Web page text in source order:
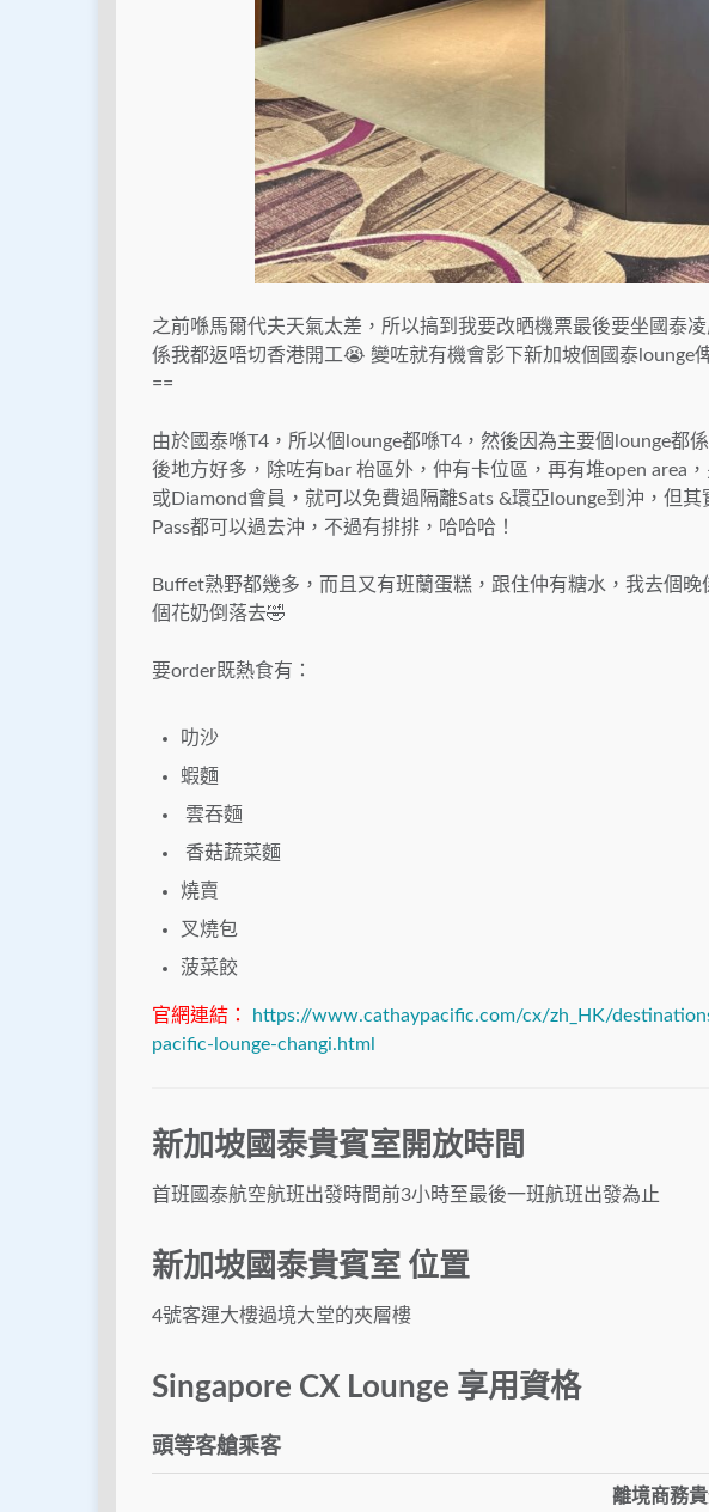
之前喺馬爾代夫天氣太差，所以搞到我要改晒機票最後要坐國泰
係我都返唔切香港開工😭 變咗就有機會影下新加坡個國泰lounge
==
由於國泰喺T4，所以個lounge都喺T4，然後因為主要個lounge都
後地方好多，除咗有bar 枱區外，仲有卡位區，再有堆open area
或Diamond會員，就可以免費過隔離Sats &環亞lounge到沖，但
Pass都可以過去沖，不過有排排，哈哈哈！
Buffet熟野都幾多，而且又有班蘭蛋糕，跟住仲有糖水，我去個
個花奶倒落去🤣
要order既熱食有：
叻沙
蝦麵
雲吞麵
香菇蔬菜麵
燒賣
叉燒包
菠菜餃
官網連結：
https://www.cathaypacific.com/cx/zh_HK/
pacific-lounge-changi.html
新加坡國泰貴賓室開放時間
首班國泰航空航班出發時間前3小時至最後一班航班出發為止
新加坡國泰貴賓室 位置
4號客運大樓過境大堂的夾層樓
Singapore CX Lounge 享用資格
頭等客艙乘客
離境商務